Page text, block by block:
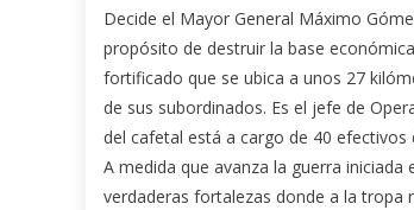
Decide el Mayor General Máximo
propósito de destruir la base
fortificado que se ubica a unos 27
de sus subordinados. Es el jefe de
del cafetal está a cargo de 40
A medida que avanza la guerra
verdaderas fortalezas donde a la tropa